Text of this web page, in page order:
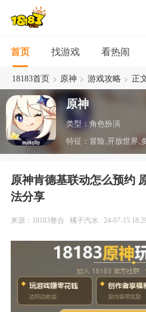
首页 找游戏 看热闹
18183首页 > 原神 > 游戏攻略 > 正
原神
类型：角色扮演
原神肯德基联动怎么预约
法分享
来源：18183整合 橘子汽水 24-07-15